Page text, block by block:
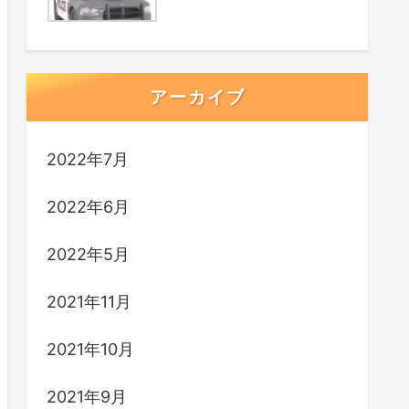
アーカイブ
2022年7月
2022年6月
2022年5月
2021年11月
2021年10月
2021年9月